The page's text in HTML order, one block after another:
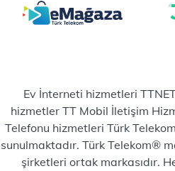
Ev İnterneti hizmetleri
hizmetler TT Mobil İletişim
Telefonu hizmetleri Türk
sunulmaktadır. Türk Telekom®
şirketleri ortak markasıdır.